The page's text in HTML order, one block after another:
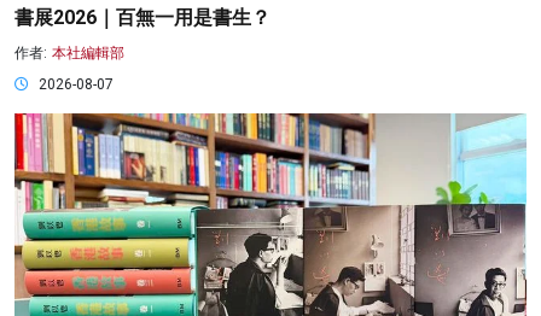
書展2026｜百無一用是書生？
作者: 本社編輯部
2026-08-07